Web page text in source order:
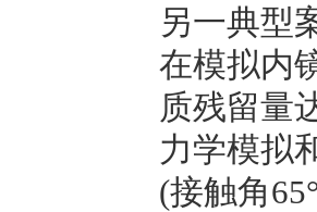
另一典型
在模拟内
质残留量
力学模拟
(接触角